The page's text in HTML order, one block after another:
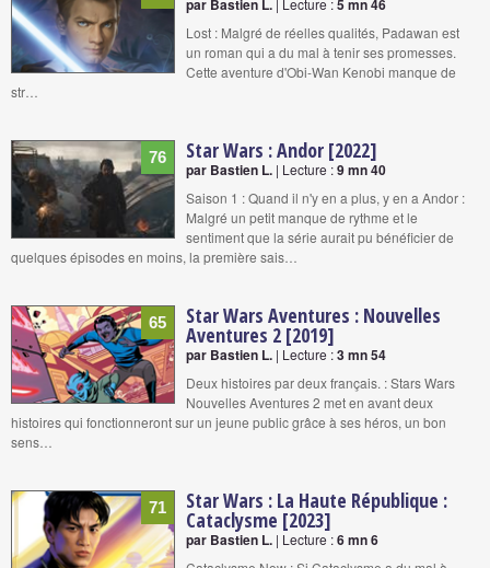
par Bastien L. | Lecture :5 mn 46
Lost : Malgré de réelles qualités, Padawan est
un roman qui a du mal à tenir ses promesses.
Cette aventure d'Obi-Wan Kenobi manque de
str…
76 Star Wars : Andor [2022]
par Bastien L. | Lecture :9 mn 40
Saison 1 : Quand il n'y en a plus, y en a Andor :
Malgré un petit manque de rythme et le
sentiment que la série aurait pu bénéficier de
quelques épisodes en moins, la première sais…
65 Star Wars Aventures : Nouvelles
Aventures 2 [2019]
par Bastien L. | Lecture :3 mn 54
Deux histoires par deux français. : Stars Wars
Nouvelles Aventures 2 met en avant deux
histoires qui fonctionneront sur un jeune public grâce à ses héros, un bon
sens…
71 Star Wars : La Haute République :
Cataclysme [2023]
par Bastien L. | Lecture :6 mn 6